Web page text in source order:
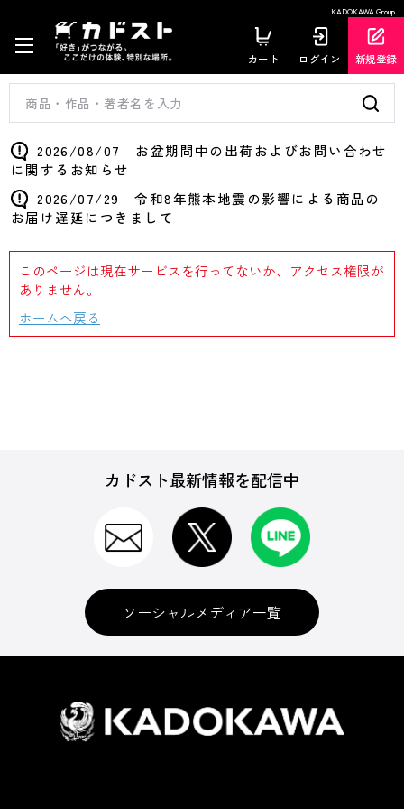
KADOKAWA Group
カート ログイン 新規登録
2026/08/07 お盆期間中の出荷およびお問い合わせ
に関するお知らせ
2026/07/29 令和8年熊本地震の影響による商品の
お届け遅延につきまして
このページは現在サービスを行ってないか、アクセス権限が
ありません。
ホームへ戻る
カドスト最新情報を配信中
ソーシャルメディア一覧